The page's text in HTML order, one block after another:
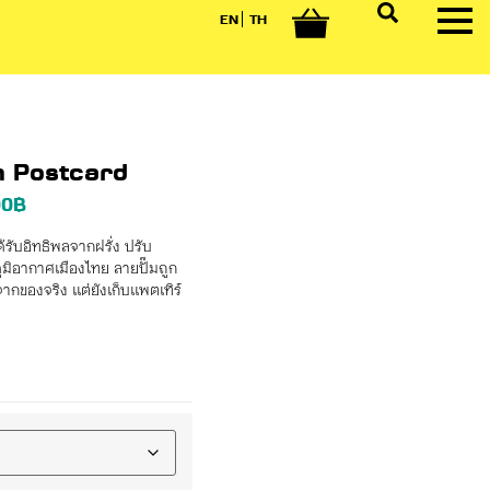
EN TH
Postcard
฿
รับอิทธิพลจากฝรั่ง ปรับ
อากาศเมืองไทย ลายปั๊มถูก
กของจริง แต่ยังเก็บแพตเทิร์